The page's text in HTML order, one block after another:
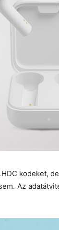
kodeket,
Az